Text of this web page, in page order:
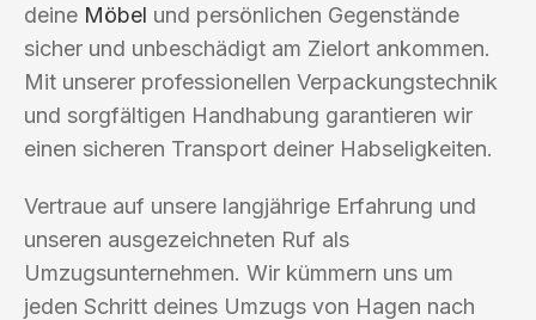
deine Möbel und persönlichen Gegenstände
sicher und unbeschädigt am Zielort ankommen.
Mit unserer professionellen Verpackungstechnik
und sorgfältigen Handhabung garantieren wir
einen sicheren Transport deiner Habseligkeiten.
Vertraue auf unsere langjährige Erfahrung und
unseren ausgezeichneten Ruf als
Umzugsunternehmen. Wir kümmern uns um
jeden Schritt deines Umzugs von Hagen nach